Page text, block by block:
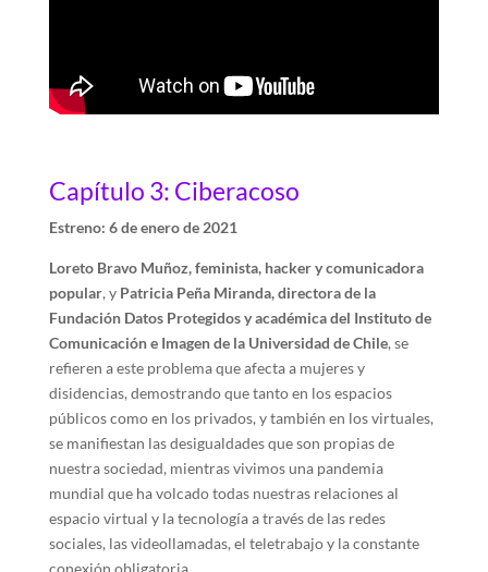
Capítulo 3: Ciberacoso
Estreno: 6 de enero de 2021
Loreto Bravo Muñoz, feminista, hacker y comunicadora
popular, y Patricia Peña Miranda, directora de la
Fundación Datos Protegidos y académica del Instituto de
Comunicación e Imagen de la Universidad de Chile, se
refieren a este problema que afecta a mujeres y
disidencias, demostrando que tanto en los espacios
públicos como en los privados, y también en los virtuales,
se manifiestan las desigualdades que son propias de
nuestra sociedad, mientras vivimos una pandemia
mundial que ha volcado todas nuestras relaciones al
espacio virtual y la tecnología a través de las redes
sociales, las videollamadas, el teletrabajo y la constante